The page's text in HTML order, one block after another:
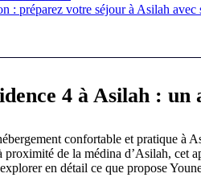
: préparez votre séjour à Asilah avec
4 à Asilah :
confortable et pratique à
proximité de la médina d’Asilah, cet
en détail ce que propose